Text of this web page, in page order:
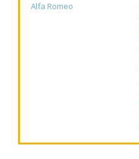
Alfa Romeo